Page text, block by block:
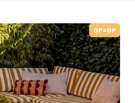
OP=OP